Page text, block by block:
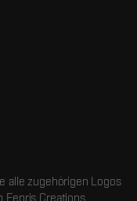
alle zugehörigen Logos
Creations.